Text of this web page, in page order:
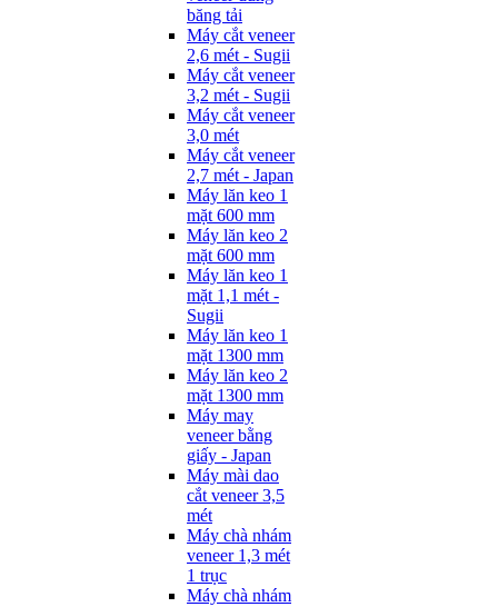
băng tải
Máy cắt veneer
2,6 mét - Sugii
Máy cắt veneer
3,2 mét - Sugii
Máy cắt veneer
3,0 mét
Máy cắt veneer
2,7 mét - Japan
Máy lăn keo 1
mặt 600 mm
Máy lăn keo 2
mặt 600 mm
Máy lăn keo 1
mặt 1,1 mét -
Sugii
Máy lăn keo 1
mặt 1300 mm
Máy lăn keo 2
mặt 1300 mm
Máy may
veneer bằng
giấy - Japan
Máy mài dao
cắt veneer 3,5
mét
Máy chà nhám
veneer 1,3 mét
1 trục
Máy chà nhám